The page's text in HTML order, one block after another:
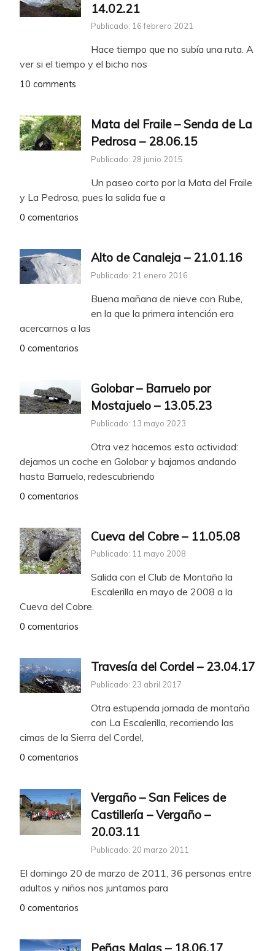
14.02.21
Publicado: 16 febrero 2021
Hace tiempo que no subía una ruta. A
ver si el tiempo y el bicho nos
10 comments
Mata del Fraile – Senda de La
Pedrosa – 28.06.15
Publicado: 28 junio 2015
Un paseo corto por la Mata del Fraile
y La Pedrosa, pues la salida fue a
0 comentarios
Alto de Canaleja – 21.01.16
Publicado: 21 enero 2016
Buena mañana de nieve con Rube,
en la que la primera intención era
acercarnos a las
0 comentarios
Golobar – Barruelo por
Mostajuelo – 13.05.23
Publicado: 13 mayo 2023
Otra vez hacemos esta actividad:
dejamos un coche en Golobar y bajamos andando
hasta Barruelo, redescubriendo
0 comentarios
Cueva del Cobre – 11.05.08
Publicado: 11 mayo 2008
Salida con el Club de Montaña la
Escalerilla en mayo de 2008 a la
Cueva del Cobre.
0 comentarios
Travesía del Cordel – 23.04.17
Publicado: 23 abril 2017
Otra estupenda jornada de montaña
con La Escalerilla, recorriendo las
cimas de la Sierra del Cordel,
0 comentarios
Vergaño – San Felices de
Castillería – Vergaño –
20.03.11
Publicado: 20 marzo 2011
El domingo 20 de marzo de 2011, 36 personas entre
adultos y niños nos juntamos para
0 comentarios
Peñas Malas – 18.06.17